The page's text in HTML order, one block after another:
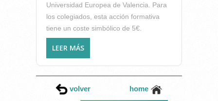
Universidad Europea de Valencia. Para
los colegiados, esta acción formativa
tiene un coste simbólico de 5€.
LEER MÁS
DEL ICOFCV, VIERNES 13 DE
NOVIEMBRE: “TALLER DE
volver home